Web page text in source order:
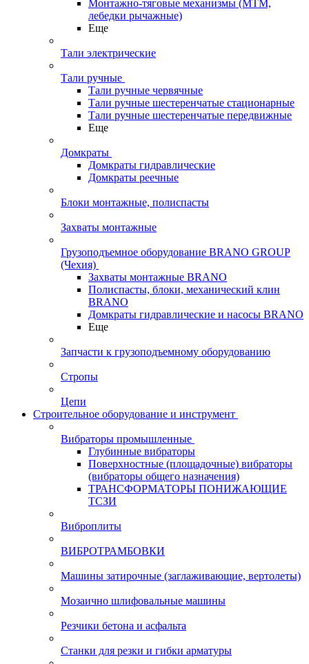
Монтажно-тяговые механизмы (МТМ,
лебедки рычажные)
Еще
Тали электрические
Тали ручные
Тали ручные червячные
Тали ручные шестеренчатые стационарные
Тали ручные шестеренчатые передвижные
Еще
Домкраты
Домкраты гидравлические
Домкраты реечные
Блоки монтажные, полиспасты
Захваты монтажные
Грузоподъемное оборудование BRANO GROUP
(Чехия)
Захваты монтажные BRANO
Полиспасты, блоки, механический клин
BRANO
Домкраты гидравлические и насосы BRANO
Еще
Запчасти к грузоподъемному оборудованию
Стропы
Цепи
Строительное оборудование и инструмент
Вибраторы промышленные
Глубинные вибраторы
Поверхностные (площадочные) вибраторы
(вибраторы общего назначения)
ТРАНСФОРМАТОРЫ ПОНИЖАЮЩИЕ
ТСЗИ
Виброплиты
ВИБРОТРАМБОВКИ
Машины затирочные (заглаживающие, вертолеты)
Мозаично шлифовальные машины
Резчики бетона и асфальта
Станки для резки и гибки арматуры